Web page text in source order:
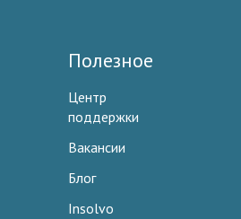
Полезное
Центр
поддержки
Вакансии
Блог
Insolvo